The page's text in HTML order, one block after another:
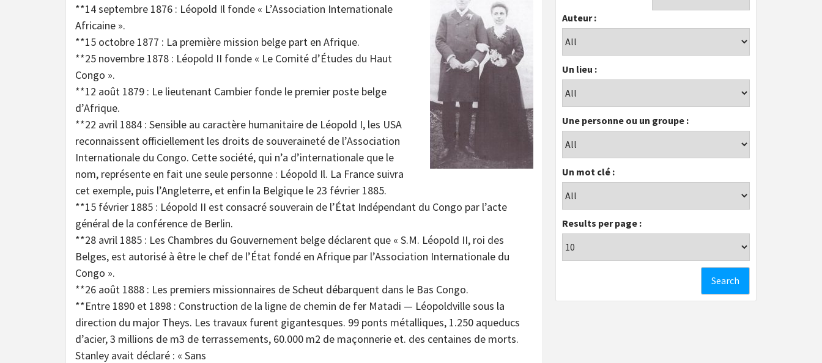
**14 septembre 1876 : Léopold Il fonde « L’Association Internationale
Africaine ».
**15 octobre 1877 : La première mission belge part en Afrique.
**25 novembre 1878 : Léopold II fonde « Le Comité d’Études du Haut
Congo ».
**12 août 1879 : Le lieutenant Cambier fonde le premier poste belge
d’Afrique.
**22 avril 1884 : Sensible au caractère humanitaire de Léopold I, les USA
reconnaissent officiellement les droits de souveraineté de l’Association
Internationale du Congo. Cette société, qui n’a d’internationale que le
nom, représente en fait une seule personne : Léopold Il. La France suivra
cet exemple, puis l’Angleterre, et enfin la Belgique le 23 février 1885.
**15 février 1885 : Léopold II est consacré souverain de l’État Indépendant du Congo par l’acte
général de la conférence de Berlin.
**28 avril 1885 : Les Chambres du Gouvernement belge déclarent que « S.M. Léopold II, roi des
Belges, est autorisé à être le chef de l’État fondé en Afrique par l’Association Internationale du
Congo ».
**26 août 1888 : Les premiers missionnaires de Scheut débarquent dans le Bas Congo.
**Entre 1890 et 1898 : Construction de la ligne de chemin de fer Matadi — Léopoldville sous la
direction du major Theys. Les travaux furent gigantesques. 99 ponts métalliques, 1.250 aqueducs
d’acier, 3 millions de m3 de terrassements, 60.000 m2 de maçonnerie et. des centaines de morts.
Stanley avait déclaré : « Sans
Auteur :
Un lieu :
Une personne ou un groupe :
Un mot clé :
Results per page :